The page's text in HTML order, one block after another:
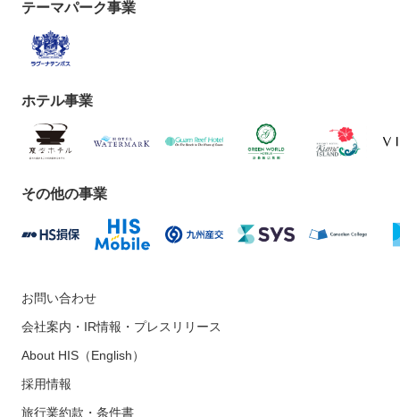
テーマパーク事業
ホテル事業
その他の事業
お問い合わせ
会社案内・IR情報・プレスリリース
About HIS（English）
採用情報
旅行業約款・条件書